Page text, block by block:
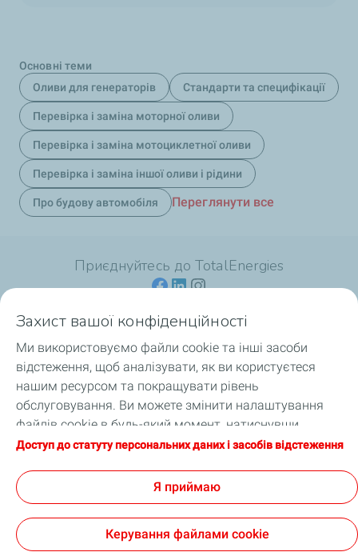
Основні теми
Оливи для генераторів
Стандарти та специфікації
Перевірка і заміна моторної оливи
Перевірка і заміна мотоциклетної оливи
Перевірка і заміна іншої оливи і рідини
Про будову автомобіля Переглянути все
Приєднуйтесь до TotalEnergies
Для споживачів
Для професіоналів
Продукція
Захист вашої конфіденційності
Ми використовуємо файли cookie та інші засоби
відстеження, щоб аналізувати, як ви користуєтеся
нашим ресурсом та покращувати рівень
обслуговування. Ви можете змінити налаштування
файлів cookie в будь-який момент, натиснувши
кнопку «Налаштування моїх файлів cookie».
зберігання файлів cookie. Якщо ви натиснете «Я
відмовляюся», будуть використовуватися лише
технічні файли cookie, необхідні для належного
функціонування сайту. Додаткову інформацію можна
Доступ до статуту персональних даних і засобів відстеження
Я приймаю
Керування файлами cookie